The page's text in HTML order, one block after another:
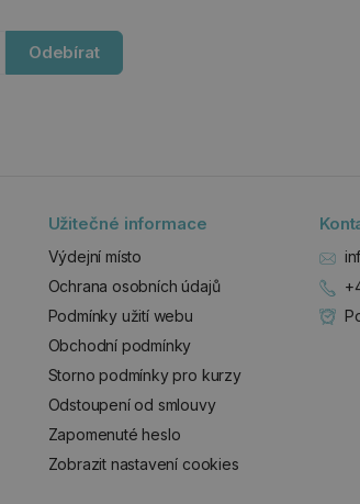
Odebírat
Užitečné informace
Výdejní místo
Ochrana osobních údajů
Podmínky užití webu
Obchodní podmínky
Storno podmínky pro kurzy
Odstoupení od smlouvy
Zapomenuté heslo
Zobrazit nastavení cookies